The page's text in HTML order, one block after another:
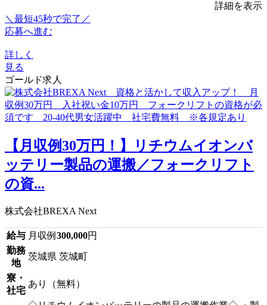
詳細を表示
＼最短45秒で完了／
応募へ進む
詳しく
見る
ゴールド求人
【月収例30万円！】リチウムイオンバ
ッテリー製品の運搬／フォークリフト
の資...
株式会社BREXA Next
給与 月収例 300,000円
勤務
地
茨城県 茨城町
寮・
社宅
あり（無料）